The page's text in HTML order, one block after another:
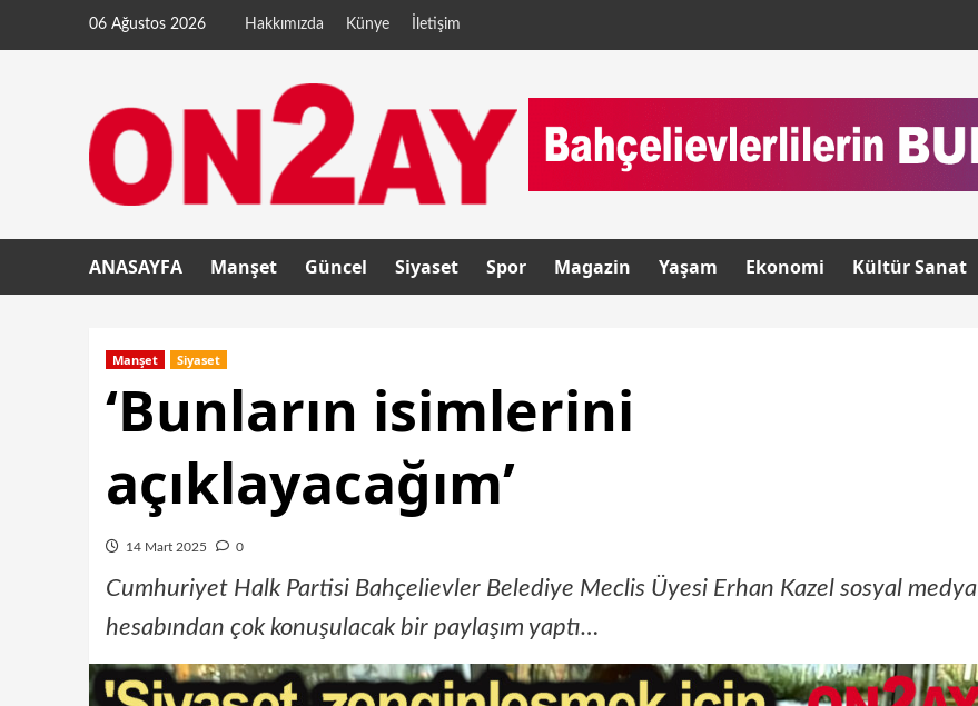
06 Ağustos 2026 Hakkımızda Künye İletişim
ANASAYFA Manşet Güncel Siyaset Spor Magazin Yaşam Ekonomi Kültür Sanat
Manşet Siyaset
‘Bunların isimlerini
açıklayacağım’
14 Mart 2025 0
Cumhuriyet Halk Partisi Bahçelievler Belediye Meclis Üyesi Erhan Kazel sosyal medya
hesabından çok konuşulacak bir paylaşım yaptı…